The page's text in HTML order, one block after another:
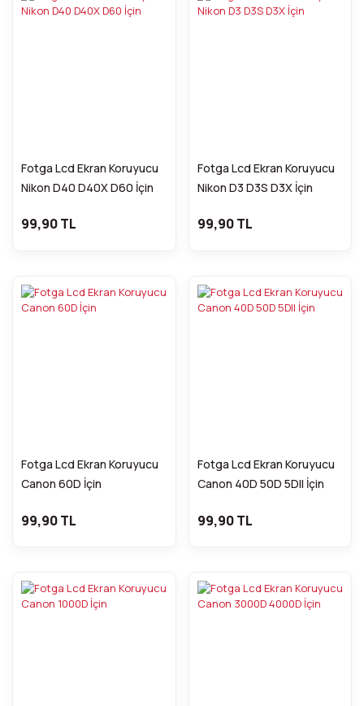
Fotga Lcd Ekran Koruyucu
Nikon D40 D40X D60 İçin
99,90 TL
Fotga Lcd Ekran Koruyucu
Nikon D3 D3S D3X İçin
99,90 TL
Fotga Lcd Ekran Koruyucu
Canon 60D İçin
99,90 TL
Fotga Lcd Ekran Koruyucu
Canon 40D 50D 5DII İçin
99,90 TL